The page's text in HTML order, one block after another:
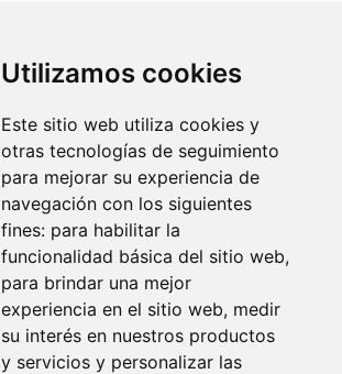
Utilizamos cookies
Este sitio web utiliza cookies y
otras tecnologías de seguimiento
para mejorar su experiencia de
navegación con los siguientes
fines: para habilitar la
funcionalidad básica del sitio web,
para brindar una mejor
experiencia en el sitio web, medir
su interés en nuestros productos
y servicios y personalizar las